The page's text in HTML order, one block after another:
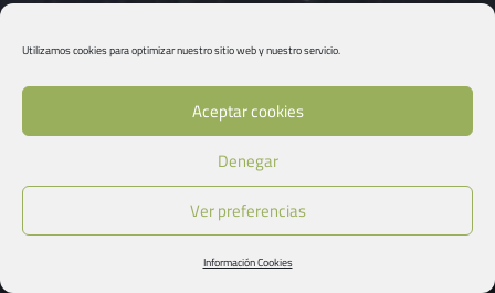
Utilizamos cookies para optimizar nuestro sitio web y nuestro servicio.
Aceptar cookies
Denegar
Ver preferencias
Información Cookies
Rituales enCiudad Real.
Gipuzkoa.
Rituales enGirona.
Granada.